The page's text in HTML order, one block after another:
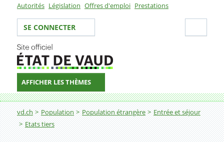
Sous-navigation
Autorités Législation Offres d'emploi Prestations
Votre identité
SE CONNECTER
AFFICHER LES THÈMES
Fil d'Ariane
vd.ch Population Population étrangère
Entrée et séjour
Etats tiers